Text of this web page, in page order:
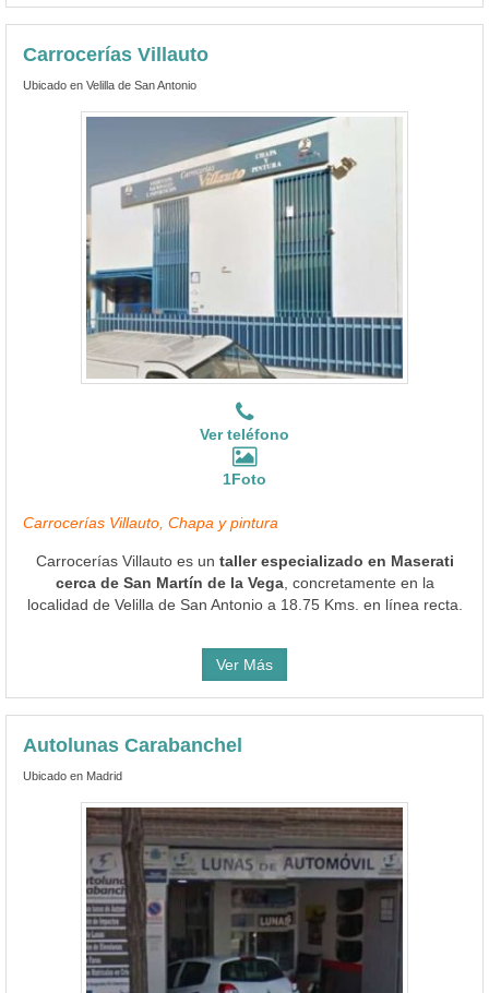
Carrocerías Villauto
Ubicado en Velilla de San Antonio
Ver teléfono
1Foto
Carrocerías Villauto, Chapa y pintura
Carrocerías Villauto es un taller especializado en Maserati
cerca de San Martín de la Vega, concretamente en la
localidad de Velilla de San Antonio a 18.75 Kms. en línea recta.
Ver Más
Autolunas Carabanchel
Ubicado en Madrid